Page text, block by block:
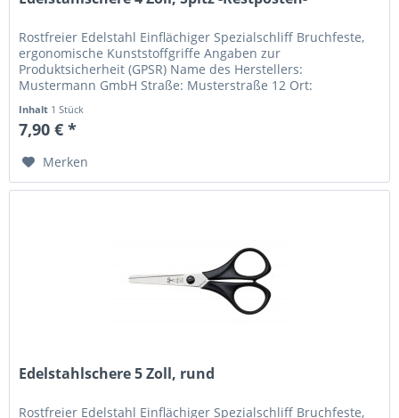
Rostfreier Edelstahl Einflächiger Spezialschliff Bruchfeste,
ergonomische Kunststoffgriffe Angaben zur
Produktsicherheit (GPSR) Name des Herstellers:
Mustermann GmbH Straße: Musterstraße 12 Ort:
Inhalt 1 Stück
7,90 € *
Merken
Edelstahlschere 5 Zoll, rund
Rostfreier Edelstahl Einflächiger Spezialschliff Bruchfeste,